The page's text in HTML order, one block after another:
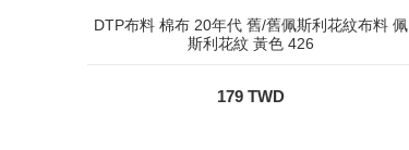
DTP布料 棉布 20年代 舊/舊佩斯利花紋布料 佩
斯利花紋 黃色 426
179 TWD